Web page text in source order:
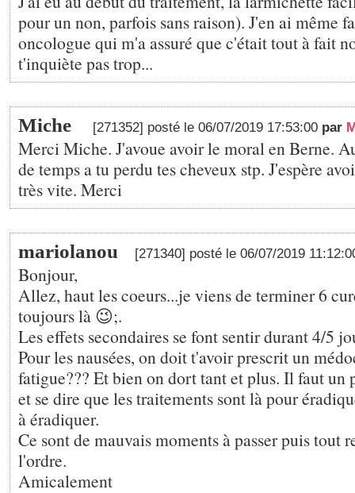
pour un non, parfois sans raison). J'en ai même
oncologue qui m'a assuré que c'était tout à fait
t'inquiète pas trop...
Miche [271352] posté le 06/07/2019 17:53:00 par
Merci Miche. J'avoue avoir le moral en Berne.
de temps a tu perdu tes cheveux stp. J'espère
très vite. Merci
mariolanou [271340] posté le 06/07/2019
Bonjour,
Allez, haut les coeurs...je viens de terminer 6
toujours là 😉;.
Les effets secondaires se font sentir durant 4/5
Pour les nausées, on doit t'avoir prescrit un
fatigue??? Et bien on dort tant et plus. Il faut un
et se dire que les traitements sont là pour
à éradiquer.
Ce sont de mauvais moments à passer puis tout
l'ordre.
Amicalement